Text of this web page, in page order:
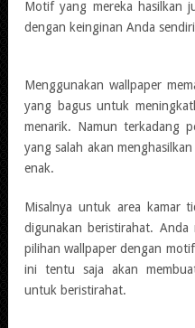
Motif yang mereka hasilkan
dengan keinginan Anda
Menggunakan wallpaper
yang bagus untuk
menarik. Namun terkadang
yang salah akan
enak.
Misalnya untuk area kamar
digunakan beristirahat. Anda
pilihan wallpaper dengan
ini tentu saja akan
untuk beristirahat.